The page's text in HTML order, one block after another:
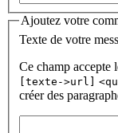
Ajoutez votre
Texte de votre
Ce champ accepte
[texte->url]
créer des